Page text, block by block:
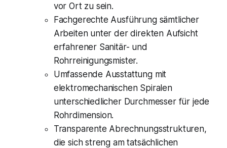
vor Ort zu sein.
Fachgerechte Ausführung sämtlicher
Arbeiten unter der direkten Aufsicht
erfahrener Sanitär- und
Rohrreinigungsmister.
Umfassende Ausstattung mit
elektromechanischen Spiralen
unterschiedlicher Durchmesser für jede
Rohrdimension.
Transparente Abrechnungsstrukturen,
die sich streng am tatsächlichen